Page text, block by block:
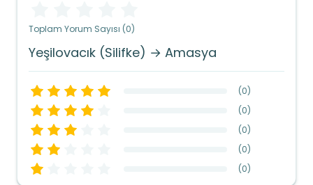
Toplam Yorum Sayısı (0)
Yeşilovacık (Silifke) → Amasya
(0)
(0)
(0)
(0)
(0)